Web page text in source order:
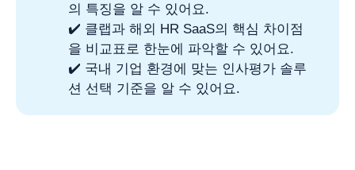
의 특징을 알 수 있어요.
✔️ 클랩과 해외 HR SaaS의 핵심 차이점
을 비교표로 한눈에 파악할 수 있어요.
✔️ 국내 기업 환경에 맞는 인사평가 솔루
션 선택 기준을 알 수 있어요.